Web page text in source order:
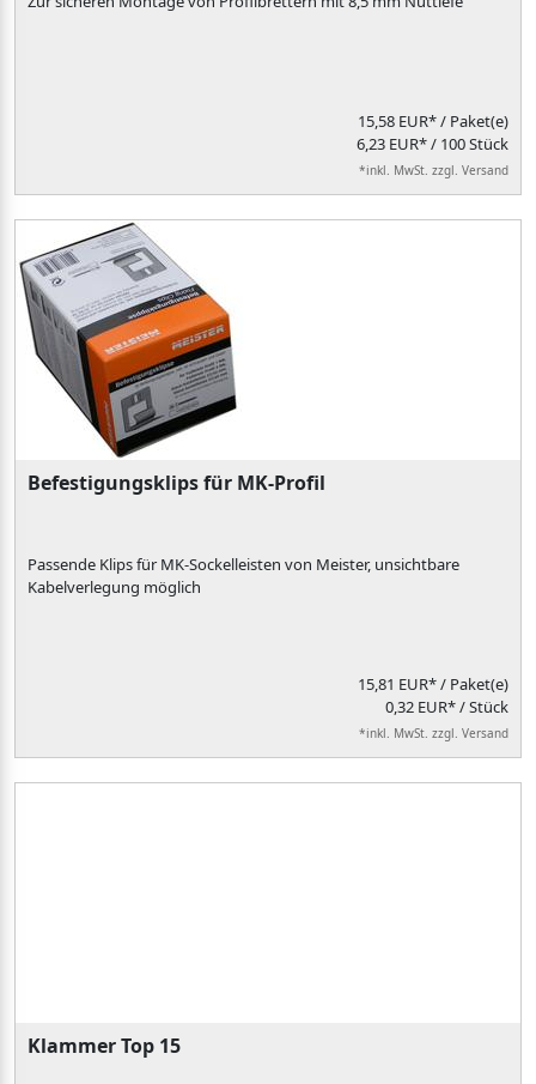
15,58 EUR*/ Paket(e)
6,23 EUR* / 100 Stück
*inkl. MwSt. zzgl. Versand
Befestigungsklips für MK-Profil
Passende Klips für MK-Sockelleisten von Meister, unsichtbare
Kabelverlegung möglich
15,81 EUR*/ Paket(e)
0,32 EUR* / Stück
*inkl. MwSt. zzgl. Versand
Klammer Top 15